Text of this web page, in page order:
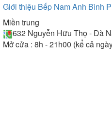
Giới thiệu Bếp Nam Anh Bình
Miền trung
632 Nguyễn Hữu Thọ - Đà
Mở cửa : 8h - 21h00 (kể cả